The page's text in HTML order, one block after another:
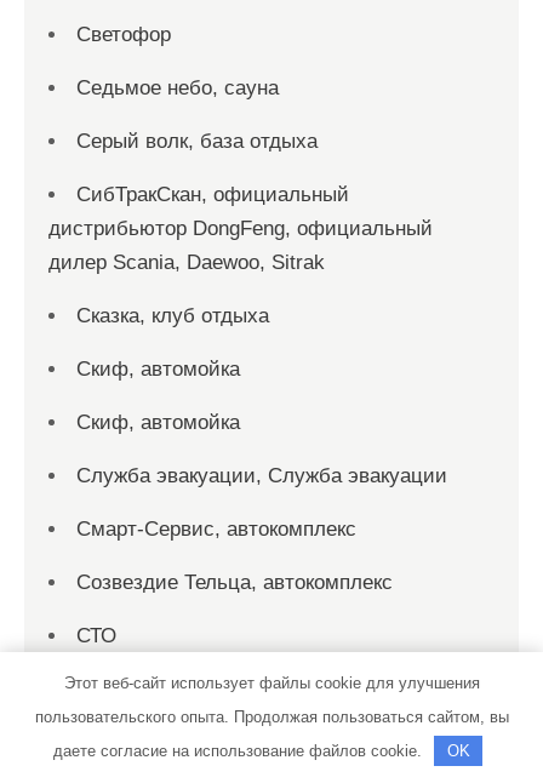
Светофор
Седьмое небо, сауна
Серый волк, база отдыха
СибТракСкан, официальный
дистрибьютор DongFeng, официальный
дилер Scania, Daewoo, Sitrak
Сказка, клуб отдыха
Скиф, автомойка
Скиф, автомойка
Служба эвакуации, Служба эвакуации
Смарт-Сервис, автокомплекс
Созвездие Тельца, автокомплекс
СТО
СТО на Мельничной
СТО на Мельничной
Этот веб-сайт использует файлы cookie для улучшения
пользовательского опыта. Продолжая пользоваться сайтом, вы
даете согласие на использование файлов cookie.
OK